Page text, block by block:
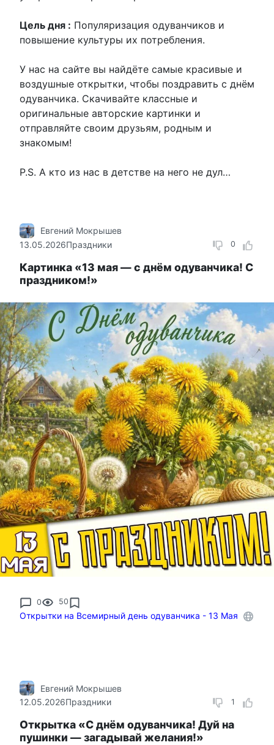
Цель дня : Популяризация одуванчиков и
повышение культуры их потребления.
У нас на сайте вы найдёте самые красивые и
воздушные открытки, чтобы поздравить с днём
одуванчика. Скачивайте классные и
оригинальные авторские картинки и
отправляйте своим друзьям, родным и
знакомым!
P.S. А кто из нас в детстве на него не дул…
0
Евгений Мокрышев
13.05.2026Праздники
Картинка «13 мая — с днём одуванчика! С
праздником!»
0 50
Открытки на Всемирный день одуванчика - 13 Мая
1
Евгений Мокрышев
12.05.2026Праздники
Открытка «С днём одуванчика! Дуй на
пушинки — загадывай желания!»